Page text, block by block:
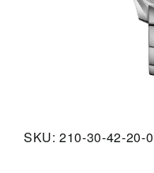
SKU:210-30-42-20-